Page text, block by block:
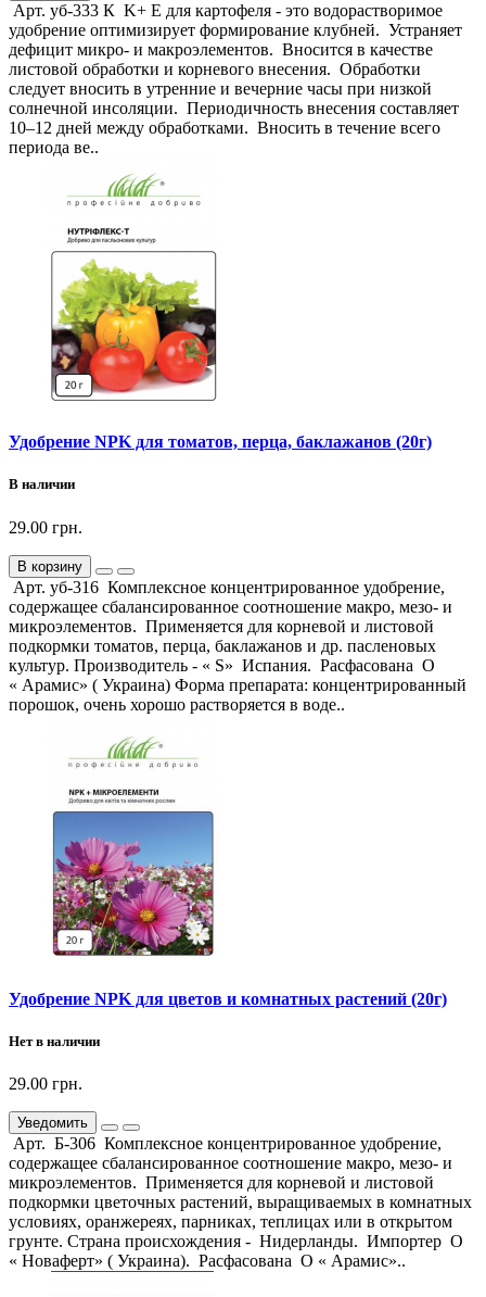
Арт. уб-333 К K+ E для картофеля - это водорастворимое
удобрение оптимизирует формирование клубней. Устраняет
дефицит микро- и макроэлементов. Вносится в качестве
листовой обработки и корневого внесения. Обработки
следует вносить в утренние и вечерние часы при низкой
солнечной инсоляции. Периодичность внесения составляет
10–12 дней между обработками. Вносить в течение всего
периода ве..
Удобрение NPK для томатов, перца, баклажанов (20г)
В наличии
29.00 грн.
В корзину
Арт. уб-316 Комплексное концентрированное удобрение,
содержащее сбалансированное соотношение макро, мезо- и
микроэлементов. Применяется для корневой и листовой
подкормки томатов, перца, баклажанов и др. пасленовых
культур. Производитель - « S» Испания. Расфасована О
« Арамис» ( Украина) Форма препарата: концентрированный
порошок, очень хорошо растворяется в воде..
Удобрение NPK для цветов и комнатных растений (20г)
Нет в наличии
29.00 грн.
Уведомить
Арт. Б-306 Комплексное концентрированное удобрение,
содержащее сбалансированное соотношение макро, мезо- и
микроэлементов. Применяется для корневой и листовой
подкормки цветочных растений, выращиваемых в комнатных
условиях, оранжереях, парниках, теплицах или в открытом
грунте. Страна происхождения - Нидерланды. Импортер О
« Новаферт» ( Украина). Расфасована О « Арамис»..